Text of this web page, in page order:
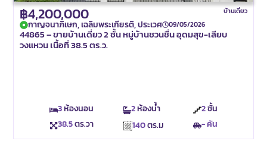
฿4,200,000 บ้านเดี่ยว
กาญจนาภิเษก, เฉลิมพระเกียรติ, ประเวศ 09/05/2026
44865 – ขายบ้านเดี่ยว 2 ชั้น หมู่บ้านชวนชื่น อุดมสุข-เลียบ
วงแหวน เนื้อที่ 38.5 ตร.ว.
3ห้องนอน 2ห้องน้ำ 2ชั้น
38.5ตร.วา 140ตร.ม - คัน